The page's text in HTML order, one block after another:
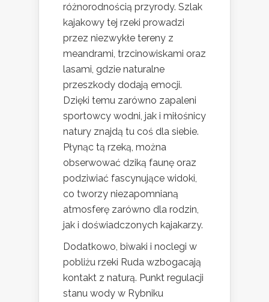
różnorodnością przyrody. Szlak
kajakowy tej rzeki prowadzi
przez niezwykłe tereny z
meandrami, trzcinowiskami oraz
lasami, gdzie naturalne
przeszkody dodają emocji.
Dzięki temu zarówno zapaleni
sportowcy wodni, jak i miłośnicy
natury znajdą tu coś dla siebie.
Płynąc tą rzeką, można
obserwować dziką faunę oraz
podziwiać fascynujące widoki,
co tworzy niezapomnianą
atmosferę zarówno dla rodzin,
jak i doświadczonych kajakarzy.
Dodatkowo, biwaki i noclegi w
pobliżu rzeki Ruda wzbogacają
kontakt z naturą. Punkt regulacji
stanu wody w Rybniku